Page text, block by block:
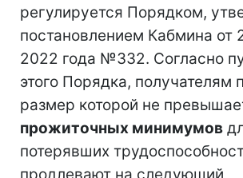
регулируется Порядком,
постановлением Кабмина от
2022 года №332. Согласно
этого Порядка, получателям
размер которой не
прожиточных минимумов
потерявших